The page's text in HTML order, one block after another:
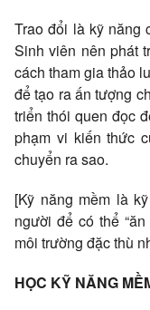
Trao đổi là kỹ năng
Sinh viên nên phát
cách tham gia thảo
để tạo ra ấn tượng
triển thói quen đọc
phạm vi kiến thức
chuyển ra sao.
[Kỹ năng mềm là
người để có thể
môi trường đặc thù
HỌC KỸ NĂNG